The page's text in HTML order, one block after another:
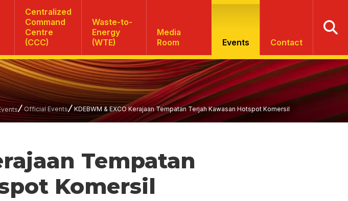
Centralized
Command
Centre
(CCC)
Waste-to-
Energy
(WTE)
Media
Room
Events Contact
Official Events KDEBWM & EXCO Kerajaan Tempatan Terjah Kawasan Hotspot Komersil
Tempatan
Komersil